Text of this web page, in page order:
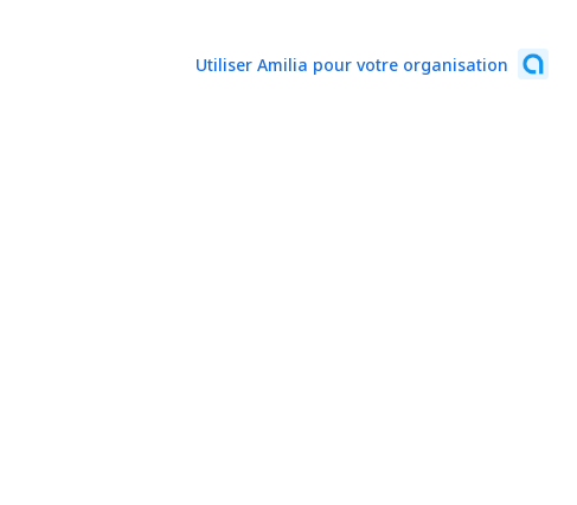
Utiliser Amilia pour votre organisation